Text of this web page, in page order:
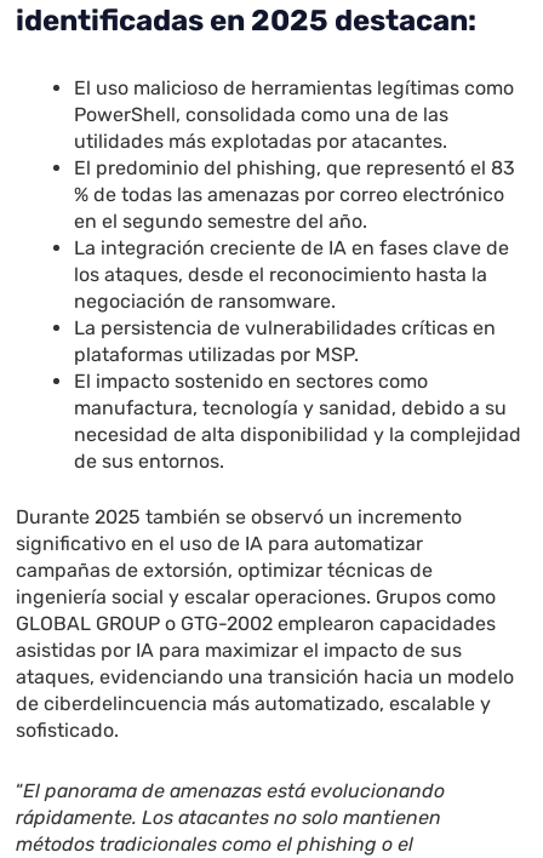
identificadas en 2025 destacan:
El uso malicioso de herramientas legítimas como
PowerShell, consolidada como una de las
utilidades más explotadas por atacantes.
El predominio del phishing, que representó el 83
% de todas las amenazas por correo electrónico
en el segundo semestre del año.
La integración creciente de IA en fases clave de
los ataques, desde el reconocimiento hasta la
negociación de ransomware.
La persistencia de vulnerabilidades críticas en
plataformas utilizadas por MSP.
El impacto sostenido en sectores como
manufactura, tecnología y sanidad, debido a su
necesidad de alta disponibilidad y la complejidad
de sus entornos.
Durante 2025 también se observó un incremento
significativo en el uso de IA para automatizar
campañas de extorsión, optimizar técnicas de
ingeniería social y escalar operaciones. Grupos como
GLOBAL GROUP o GTG-2002 emplearon capacidades
asistidas por IA para maximizar el impacto de sus
ataques, evidenciando una transición hacia un modelo
de ciberdelincuencia más automatizado, escalable y
sofisticado.
“El panorama de amenazas está evolucionando
rápidamente. Los atacantes no solo mantienen
métodos tradicionales como el phishing o el